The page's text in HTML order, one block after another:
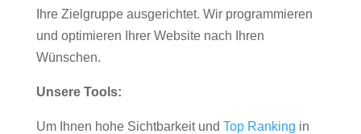
Ihre Zielgruppe ausgerichtet. Wir programmieren
und optimieren Ihrer Website nach Ihren
Wünschen.
Unsere Tools:
Um Ihnen hohe Sichtbarkeit und Top Ranking in